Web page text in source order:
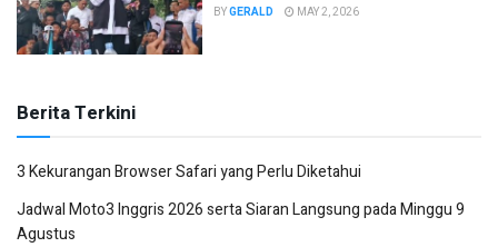
BYGERALD MAY 2, 2026
Berita Terkini
3 Kekurangan Browser Safari yang Perlu Diketahui
Jadwal Moto3 Inggris 2026 serta Siaran Langsung pada Minggu 9
Agustus